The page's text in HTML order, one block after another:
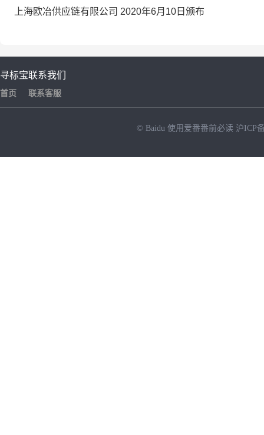
上海欧冶供应链有限公司 2020年6月10日颁布
寻标宝
首页
联系我们
联系客服
© Baidu 使用爱番番前必读 沪ICP